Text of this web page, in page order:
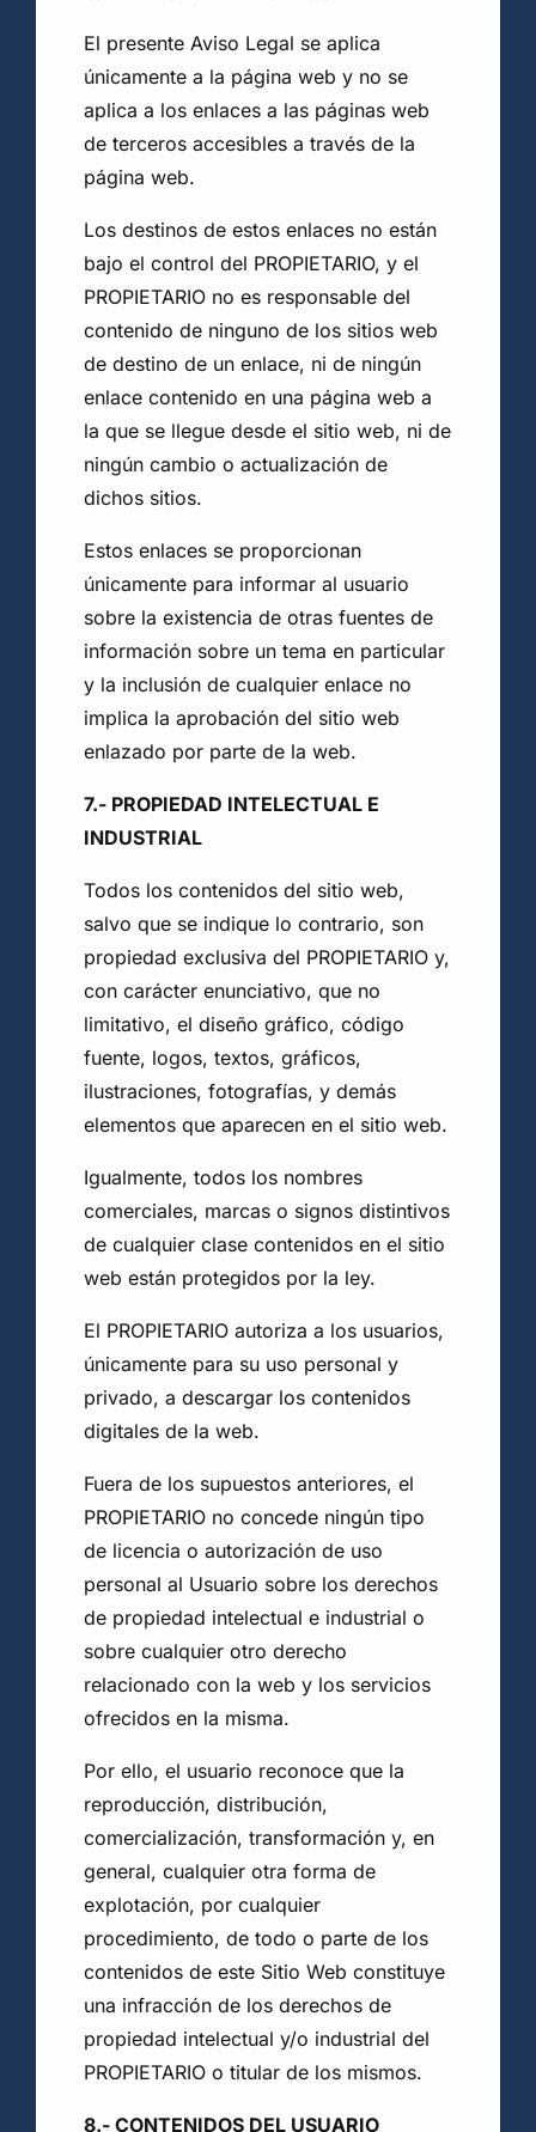
El presente Aviso Legal se aplica
únicamente a la página web y no se
aplica a los enlaces a las páginas web
de terceros accesibles a través de la
página web.
Los destinos de estos enlaces no están
bajo el control del PROPIETARIO, y el
PROPIETARIO no es responsable del
contenido de ninguno de los sitios web
de destino de un enlace, ni de ningún
enlace contenido en una página web a
la que se llegue desde el sitio web, ni de
ningún cambio o actualización de
dichos sitios.
Estos enlaces se proporcionan
únicamente para informar al usuario
sobre la existencia de otras fuentes de
información sobre un tema en particular
y la inclusión de cualquier enlace no
implica la aprobación del sitio web
enlazado por parte de la web.
7.- PROPIEDAD INTELECTUAL E
INDUSTRIAL
Todos los contenidos del sitio web,
salvo que se indique lo contrario, son
propiedad exclusiva del PROPIETARIO y,
con carácter enunciativo, que no
limitativo, el diseño gráfico, código
fuente, logos, textos, gráficos,
ilustraciones, fotografías, y demás
elementos que aparecen en el sitio web.
Igualmente, todos los nombres
comerciales, marcas o signos distintivos
de cualquier clase contenidos en el sitio
web están protegidos por la ley.
El PROPIETARIO autoriza a los usuarios,
únicamente para su uso personal y
privado, a descargar los contenidos
digitales de la web.
Fuera de los supuestos anteriores, el
PROPIETARIO no concede ningún tipo
de licencia o autorización de uso
personal al Usuario sobre los derechos
de propiedad intelectual e industrial o
sobre cualquier otro derecho
relacionado con la web y los servicios
ofrecidos en la misma.
Por ello, el usuario reconoce que la
reproducción, distribución,
comercialización, transformación y, en
general, cualquier otra forma de
explotación, por cualquier
procedimiento, de todo o parte de los
contenidos de este Sitio Web constituye
una infracción de los derechos de
propiedad intelectual y/o industrial del
PROPIETARIO o titular de los mismos.
8.- CONTENIDOS DEL USUARIO